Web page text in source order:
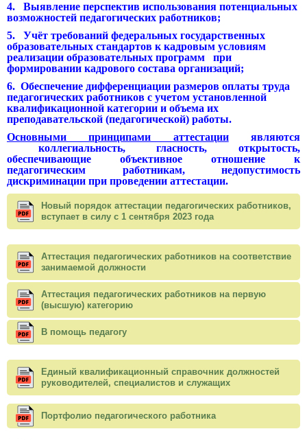
4. Выявление перспектив использования потенциальных
возможностей педагогических работников;
5. Учёт требований федеральных государственных
образовательных стандартов к кадровым условиям
реализации образовательных программ при
формировании кадрового состава организаций;
6. Обеспечение дифференциации размеров оплаты труда
педагогических работников с учетом установленной
квалификационной категории и объема их
преподавательской (педагогической) работы.
Основными принципами аттестацииявляются
коллегиальность, гласность, открытость,
обеспечивающие объективное отношение к
педагогическим работникам, недопустимость
дискриминации при проведении аттестации.
Новый порядок аттестации педагогических работников,
вступает в силу с 1 сентября 2023 года
Аттестация педагогических работников на соответствие
занимаемой должности
Аттестация педагогических работников на первую
(высшую) категорию
В помощь педагогу
Единый квалификационный справочник должностей
руководителей, специалистов и служащих
Портфолио педагогического работника